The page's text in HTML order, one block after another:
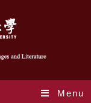
Menu